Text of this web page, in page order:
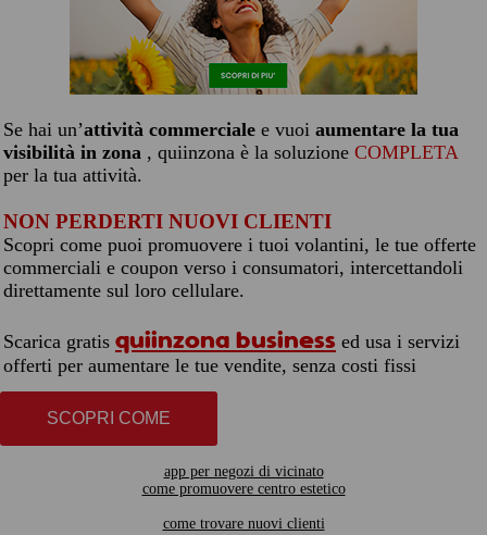
Se hai un’attività commerciale e vuoi aumentare la tua
visibilità in zona , quiinzona è la soluzione COMPLETA
per la tua attività.
NON PERDERTI NUOVI CLIENTI
Scopri come puoi promuovere i tuoi volantini, le tue offerte
commerciali e coupon verso i consumatori, intercettandoli
direttamente sul loro cellulare.
Scarica gratis quiinzona business ed usa i servizi
offerti per aumentare le tue vendite, senza costi fissi
SCOPRI COME
app per negozi di vicinato
come promuovere centro estetico
come trovare nuovi clienti